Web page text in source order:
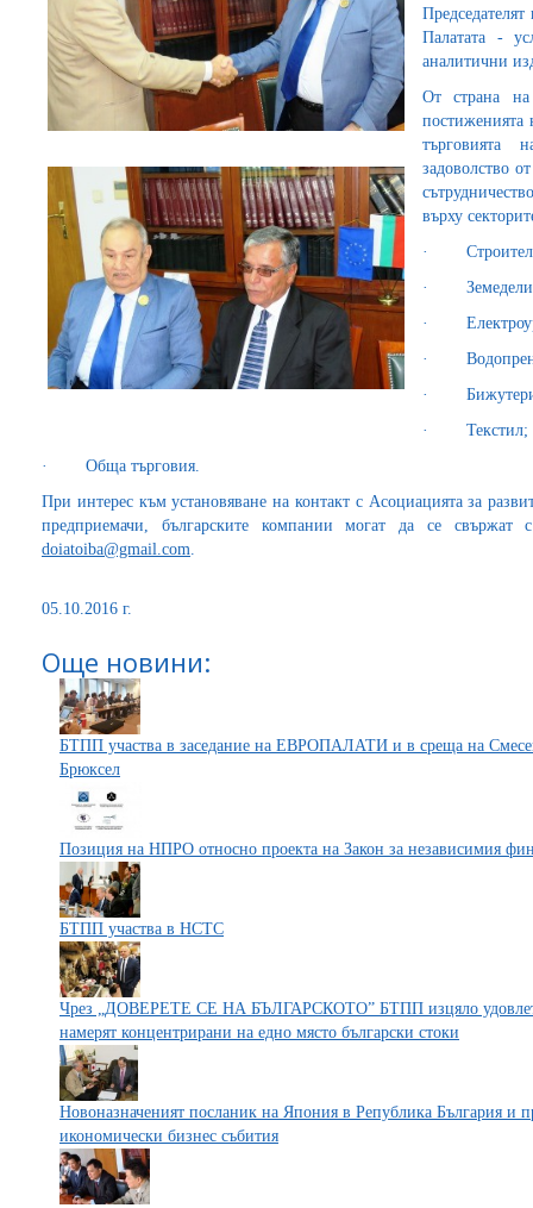
Палатата -
аналитични
От страна
постиженията
търговията
задоволство
върху
·
·
·
·
·
· Текстил;
· Обща търговия.
При интерес към установяване на контакт с Асоциацията за
предприемачи, българските компании могат да се
doiatoiba@gmail.com.
05.10.2016 г.
Още новини:
БТПП участва в заседание на ЕВРОПАЛАТИ и в среща на
Брюксел
Позиция на НПРО относно проекта на Закон за независимия
БТПП участва в НСТС
Чрез „ДОВЕРЕТЕ СЕ НА БЪЛГАРСКОТО” БТПП изцяло
намерят концентрирани на едно място български стоки
Новоназначеният посланик на Япония в Република България и
икономически бизнес събития